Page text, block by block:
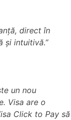
direct în
și intuitivă.”
un nou
Visa are o
Click to Pay să